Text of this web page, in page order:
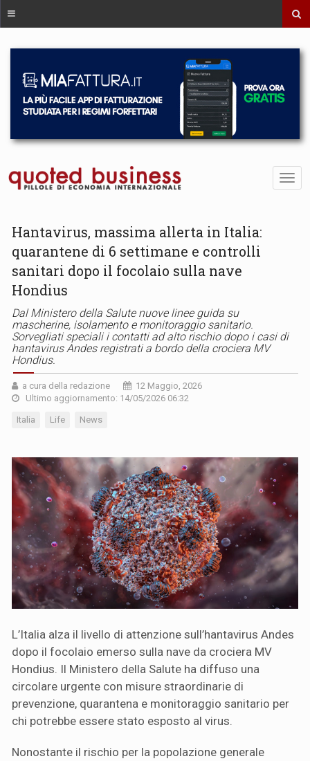
Hantavirus, massima allerta in Italia:
quarantene di 6 settimane e controlli
sanitari dopo il focolaio sulla nave
Hondius
Dal Ministero della Salute nuove linee guida su
mascherine, isolamento e monitoraggio sanitario.
Sorvegliati speciali i contatti ad alto rischio dopo i casi di
hantavirus Andes registrati a bordo della crociera MV
Hondius.
a cura della redazione
12 Maggio, 2026
Ultimo aggiornamento: 14/05/2026 06:32
Italia Life News
L’Italia alza il livello di attenzione sull’hantavirus Andes
dopo il focolaio emerso sulla nave da crociera MV
Hondius. Il Ministero della Salute ha diffuso una
circolare urgente con misure straordinarie di
prevenzione, quarantena e monitoraggio sanitario per
chi potrebbe essere stato esposto al virus.
Nonostante il rischio per la popolazione generale